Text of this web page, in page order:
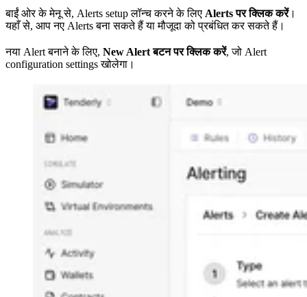
बाईं ओर के मेनू से, Alerts setup लॉन्च करने के लिए Alerts पर क्लिक करें।
यहाँ से, आप नए Alerts बना सकते हैं या मौजूदा को प्रबंधित कर सकते हैं।
नया Alert बनाने के लिए, New Alert बटन पर क्लिक करें, जो Alert
configuration settings खोलेगा।